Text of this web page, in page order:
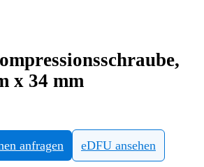
x 34 mm
anfragen eDFU ansehen